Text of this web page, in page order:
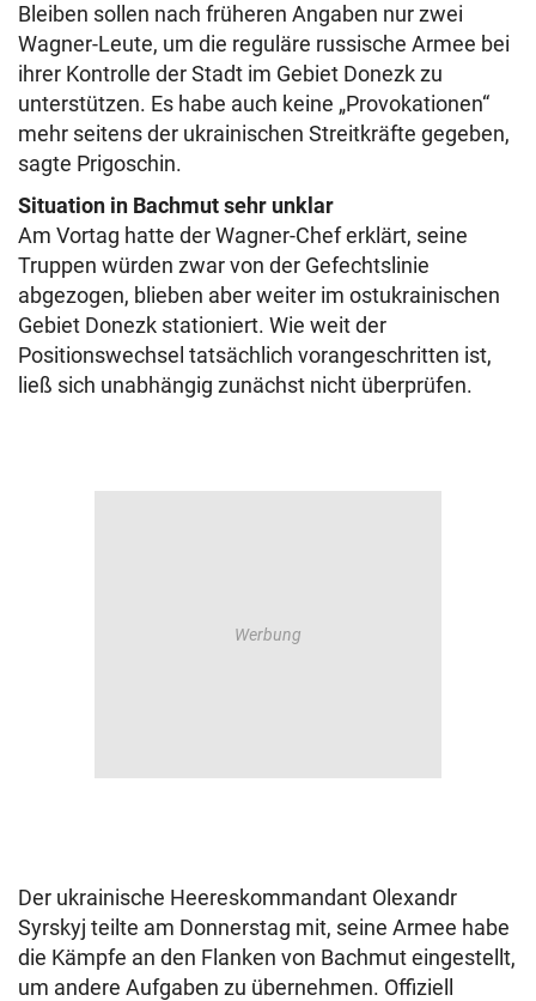
Bleiben sollen nach früheren Angaben nur zwei
Wagner-Leute, um die reguläre russische Armee bei
ihrer Kontrolle der Stadt im Gebiet Donezk zu
unterstützen. Es habe auch keine „Provokationen“
mehr seitens der ukrainischen Streitkräfte gegeben,
sagte Prigoschin.
Situation in Bachmut sehr unklar
Am Vortag hatte der Wagner-Chef erklärt, seine
Truppen würden zwar von der Gefechtslinie
abgezogen, blieben aber weiter im ostukrainischen
Gebiet Donezk stationiert. Wie weit der
Positionswechsel tatsächlich vorangeschritten ist,
ließ sich unabhängig zunächst nicht überprüfen.
Der ukrainische Heereskommandant Olexandr
Syrskyj teilte am Donnerstag mit, seine Armee habe
die Kämpfe an den Flanken von Bachmut eingestellt,
um andere Aufgaben zu übernehmen. Offiziell